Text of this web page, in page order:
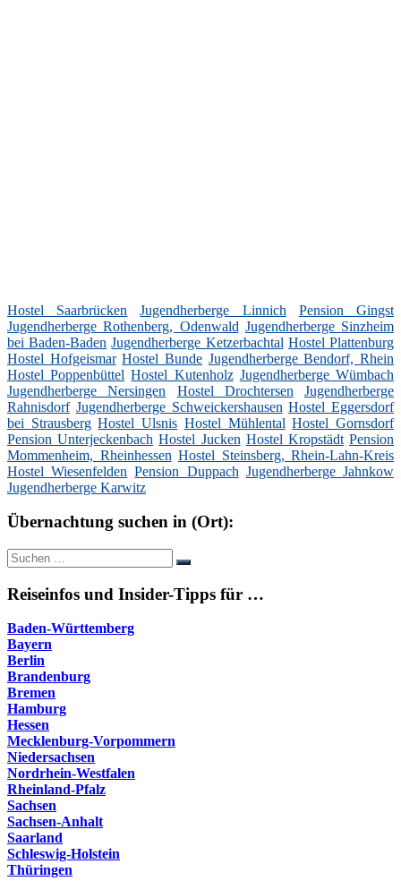
Hostel Saarbrücken Jugendherberge Linnich
Pension Gingst
Jugendherberge Rothenberg, Odenwald Jugendherberge Sinzheim
bei Baden-Baden Jugendherberge Ketzerbachtal Hostel Plattenburg
Hostel Hofgeismar Hostel Bunde Jugendherberge Bendorf, Rhein
Hostel Poppenbüttel Hostel Kutenholz Jugendherberge Wümbach
Jugendherberge Nersingen
Hostel Drochtersen
Jugendherberge
Rahnisdorf Jugendherberge Schweickershausen Hostel Eggersdorf
bei Strausberg Hostel Ulsnis Hostel Mühlental Hostel Gornsdorf
Pension Unterjeckenbach Hostel Jucken Hostel Kropstädt Pension
Mommenheim, Rheinhessen Hostel Steinsberg, Rhein-Lahn-Kreis
Hostel Wiesenfelden Pension Duppach Jugendherberge Jahnkow
Jugendherberge Karwitz
Übernachtung suchen in (Ort):
Suche
nach:
Suchen
Reiseinfos und Insider-Tipps für …
Baden-Württemberg
Bayern
Berlin
Brandenburg
Bremen
Hamburg
Hessen
Mecklenburg-Vorpommern
Niedersachsen
Nordrhein-Westfalen
Rheinland-Pfalz
Sachsen
Sachsen-Anhalt
Saarland
Schleswig-Holstein
Thüringen